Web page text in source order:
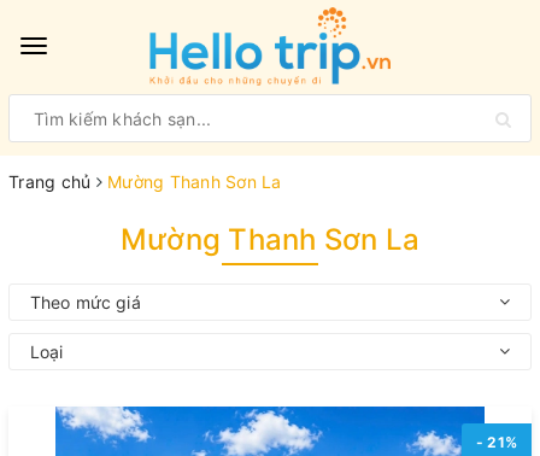
Toggle
Trang chủ Mường Thanh Sơn La
Mường Thanh Sơn La
Theo mức giá
Loại
- 21%